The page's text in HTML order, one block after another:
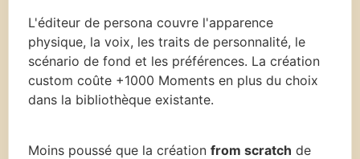
L'éditeur de persona couvre l'apparence
physique, la voix, les traits de personnalité, le
scénario de fond et les préférences. La création
custom coûte +1000 Moments en plus du choix
dans la bibliothèque existante.
Moins poussé que la création from scratch de